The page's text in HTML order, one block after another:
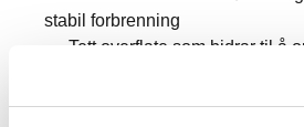
stabil forbrenning
Tett overflate som bidrar til å